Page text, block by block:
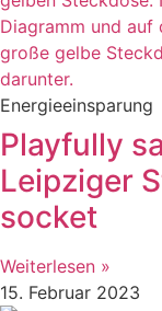
Energieeinsparung
Playfully
Leipziger
socket
Weiterlesen »
15. Februar 2023